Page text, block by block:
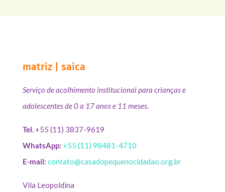
matriz | saica
Serviço de acolhimento institucional para crianças e
adolescentes de 0 a 17 anos e 11 meses.
Tel. +55 (11) 3837-9619
WhatsApp: +55 (11) 98481-4710
E-mail: contato@casadopequenocidadao.org.br
Vila Leopoldina